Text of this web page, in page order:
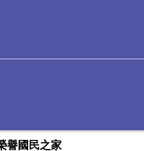
譽國民之家